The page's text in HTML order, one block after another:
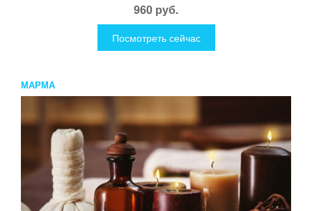
960 руб.
Посмотреть сейчас
МАРМА